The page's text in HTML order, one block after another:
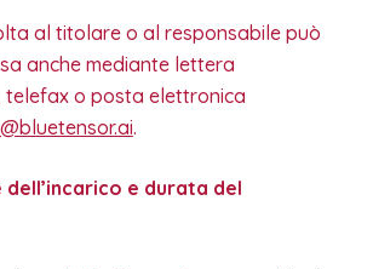
al titolare o al responsabile può
anche mediante lettera
o posta elettronica
.
dell’incarico e durata del